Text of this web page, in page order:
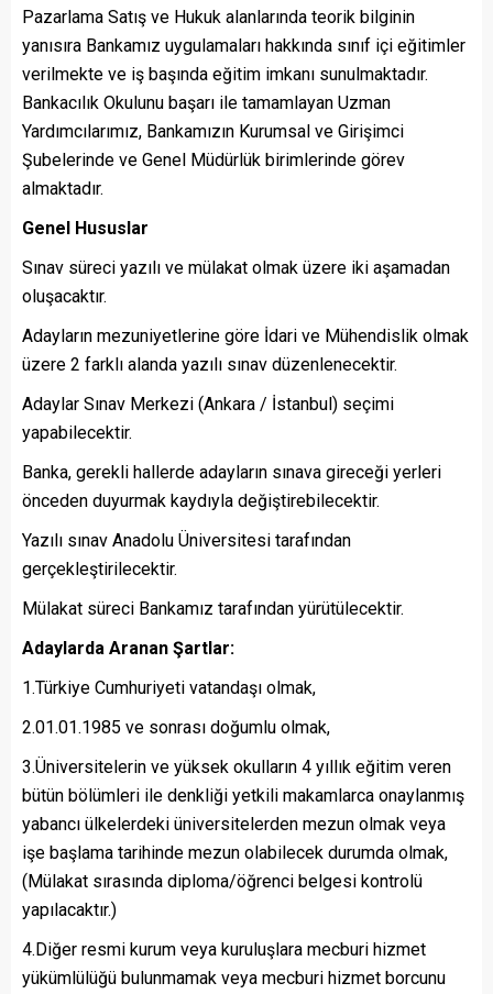
Pazarlama Satış ve Hukuk alanlarında teorik bilginin
yanısıra Bankamız uygulamaları hakkında sınıf içi eğitimler
verilmekte ve iş başında eğitim imkanı sunulmaktadır.
Bankacılık Okulunu başarı ile tamamlayan Uzman
Yardımcılarımız, Bankamızın Kurumsal ve Girişimci
Şubelerinde ve Genel Müdürlük birimlerinde görev
almaktadır.
Genel Hususlar
Sınav süreci yazılı ve mülakat olmak üzere iki aşamadan
oluşacaktır.
Adayların mezuniyetlerine göre İdari ve Mühendislik olmak
üzere 2 farklı alanda yazılı sınav düzenlenecektir.
Adaylar Sınav Merkezi (Ankara / İstanbul) seçimi
yapabilecektir.
Banka, gerekli hallerde adayların sınava gireceği yerleri
önceden duyurmak kaydıyla değiştirebilecektir.
Yazılı sınav Anadolu Üniversitesi tarafından
gerçekleştirilecektir.
Mülakat süreci Bankamız tarafından yürütülecektir.
Adaylarda Aranan Şartlar:
1.Türkiye Cumhuriyeti vatandaşı olmak,
2.01.01.1985 ve sonrası doğumlu olmak,
3.Üniversitelerin ve yüksek okulların 4 yıllık eğitim veren
bütün bölümleri ile denkliği yetkili makamlarca onaylanmış
yabancı ülkelerdeki üniversitelerden mezun olmak veya
işe başlama tarihinde mezun olabilecek durumda olmak,
(Mülakat sırasında diploma/öğrenci belgesi kontrolü
yapılacaktır.)
4.Diğer resmi kurum veya kuruluşlara mecburi hizmet
yükümlülüğü bulunmamak veya mecburi hizmet borcunu